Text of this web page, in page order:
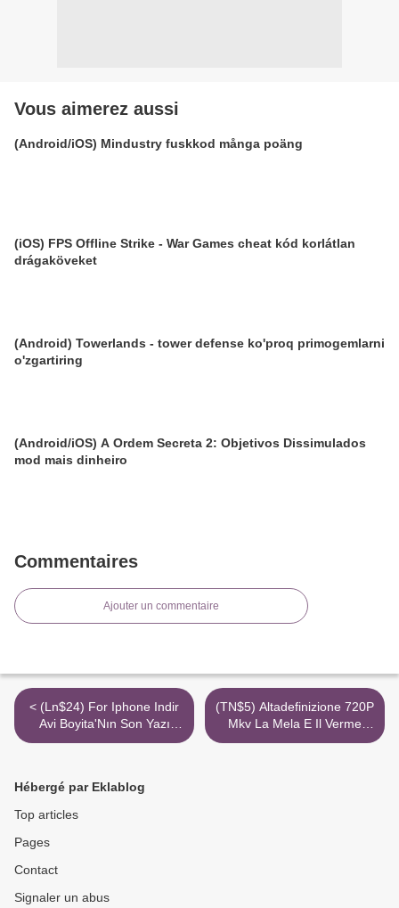
Vous aimerez aussi
(Android/iOS) Mindustry fuskkod många poäng
(iOS) FPS Offline Strike - War Games cheat kód korlátlan
drágaköveket
(Android) Towerlands - tower defense ko'proq primogemlarni
o'zgartiring
(Android/iOS) A Ordem Secreta 2: Objetivos Dissimulados
mod mais dinheiro
Commentaires
Ajouter un commentaire
< (Ln$24) For Iphone Indir
Avi Boyita'Nın Son Yazı
720P
(TN$5) Altadefinizione 720P
Mkv La Mela E Il Verme
Streaming Torrent Magnet >
Hébergé par Eklablog
Top articles
Pages
Contact
Signaler un abus